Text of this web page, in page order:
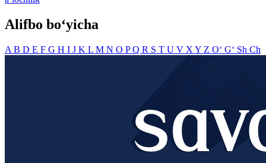
Alifbo bo‘yicha
A B D E F G H I J K L M N O PQ R S T U V X Y Z O‘ G‘ Sh Ch